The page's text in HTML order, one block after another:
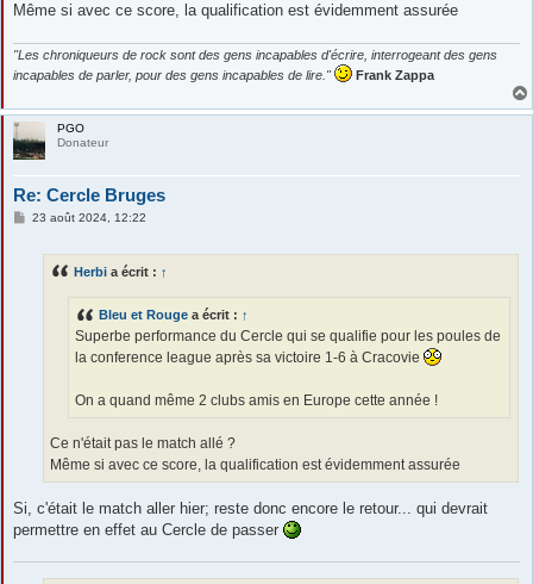
Même si avec ce score, la qualification est évidemment assurée
"Les chroniqueurs de rock sont des gens incapables d'écrire, interrogeant des gens
incapables de parler, pour des gens incapables de lire."
Frank Zappa
PGO
Donateur
Re: Cercle Bruges
M23 août 2024, 12:22
Herbi a écrit : ↑
Bleu et Rouge a écrit : ↑
Superbe performance du Cercle qui se qualifie pour les poules de
la conference league après sa victoire 1-6 à Cracovie
On a quand même 2 clubs amis en Europe cette année !
Ce n'était pas le match allé ?
Même si avec ce score, la qualification est évidemment assurée
Si, c'était le match aller hier; reste donc encore le retour... qui devrait
permettre en effet au Cercle de passer